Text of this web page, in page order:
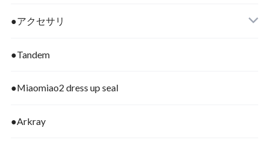
●アクセサリ
●Tandem
●Miaomiao2 dress up seal
●Arkray